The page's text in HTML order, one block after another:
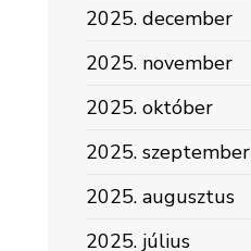
2025. december
2025. november
2025. október
2025. szeptember
2025. augusztus
2025. július